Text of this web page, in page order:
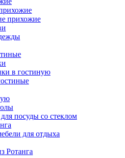
прихожие
в гостиную
посуды со стеклом
для отдыха
Ротанга